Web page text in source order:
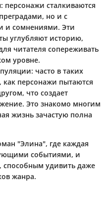
: персонажи сталкиваются
но и с
и сомнениями. Эти
углубляют историю,
читателя сопереживать
уровне.
: часто в таких
персонажи пытаются
что создает
Это знакомо многим
жизнь зачастую полна
"Элина", где каждая
событиями, и
способным удивить даже
жанра.